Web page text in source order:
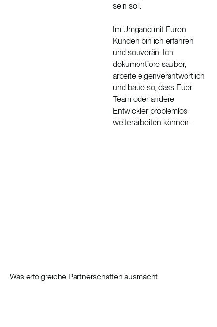
sein soll.
Im Umgang mit Euren
Kunden bin ich erfahren
und souverän. Ich
dokumentiere sauber,
arbeite eigenverantwortlich
und baue so, dass Euer
Team oder andere
Entwickler problemlos
weiterarbeiten können.
Was erfolgreiche Partnerschaften ausmacht